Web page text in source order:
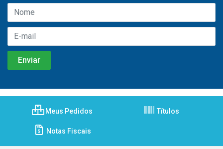
Meus Pedidos Títulos
Notas Fiscais